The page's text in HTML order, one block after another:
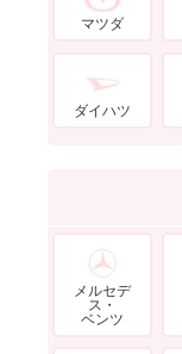
マツダ
ダイハツ
メルセデ
ス・
ベンツ